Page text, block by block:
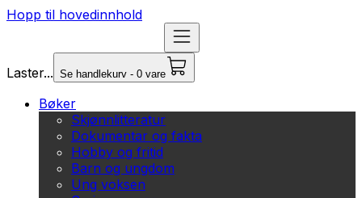
Hopp til hovedinnhold
Laster... Se handlekurv - 0 vare
Bøker
Skjønnlitteratur
Dokumentar og fakta
Hobby og fritid
Barn og ungdom
Ung voksen